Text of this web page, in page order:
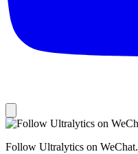
Follow Ultralytics on WeChat.